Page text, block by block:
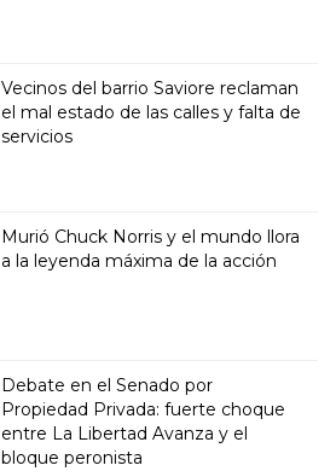
Vecinos del barrio Saviore reclaman
el mal estado de las calles y falta de
servicios
Murió Chuck Norris y el mundo llora
a la leyenda máxima de la acción
Debate en el Senado por
Propiedad Privada: fuerte choque
entre La Libertad Avanza y el
bloque peronista